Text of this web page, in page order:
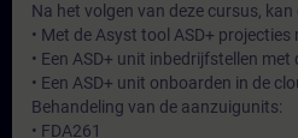
Na het volgen van deze cursus, kan
• Met de Asyst tool ASD+ projecties
• Een ASD+ unit inbedrijfstellen met
• Een ASD+ unit onboarden in de
Behandeling van de aanzuigunits:
• FDA261